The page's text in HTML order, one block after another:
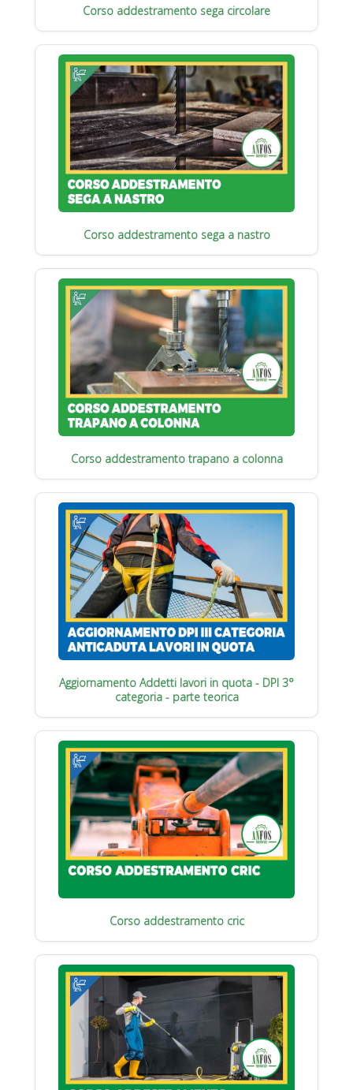
Corso addestramento sega circolare
Corso addestramento sega a nastro
Corso addestramento trapano a colonna
Aggiornamento Addetti lavori in quota - DPI 3°
categoria - parte teorica
Corso addestramento cric